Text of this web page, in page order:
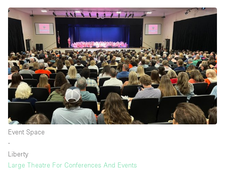
Event Space
∙
Liberty
Large Theatre For Conferences And Events